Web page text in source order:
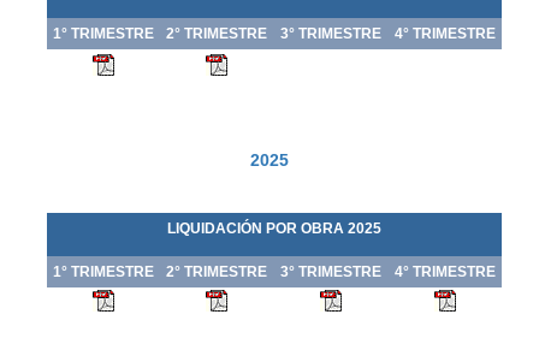
1° TRIMESTRE 2° TRIMESTRE 3° TRIMESTRE 4° TRIMESTRE
2025
LIQUIDACIÓN POR OBRA 2025
1° TRIMESTRE 2° TRIMESTRE 3° TRIMESTRE 4° TRIMESTRE